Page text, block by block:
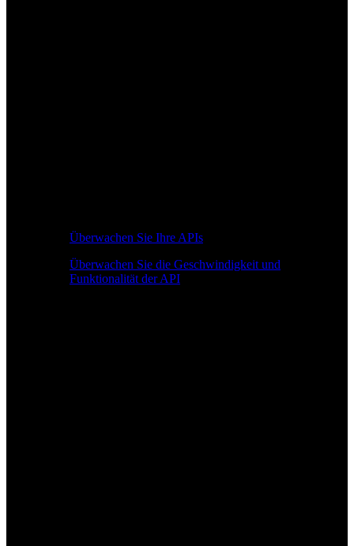
Überwachen Sie Ihre APIs
Überwachen Sie die Geschwindigkeit und
Funktionalität der API